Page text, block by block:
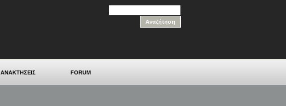
ΑΝΑΚΤΗΣΕΙΣ FORUM